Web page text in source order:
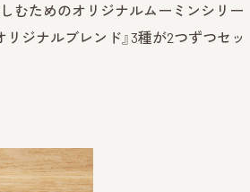
しむためのオリジナルムーミンシリー
リジナルブレンド』3種が2つずつセッ